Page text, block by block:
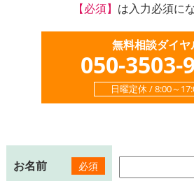
【必須】 は入力必須に
無料相談ダイヤ
050-3503-
日曜定休 / 8:00～
お名前 必須